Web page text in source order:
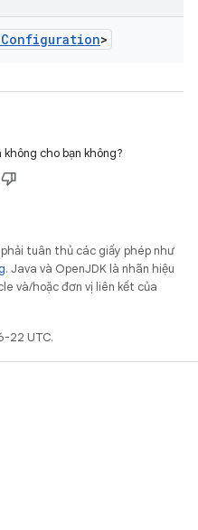
>
cho bạn không?
tuân thủ các giấy phép như
. Java và OpenJDK là nhãn hiệu
và/hoặc đơn vị liên kết của
22 UTC.